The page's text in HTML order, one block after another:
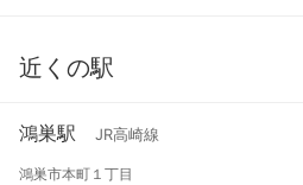
近くの駅
鴻巣駅 JR高崎線
鴻巣市本町１丁目